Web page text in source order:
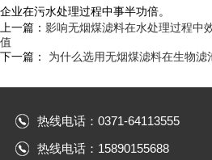
企业在污水处理过程中事半功倍。
上一篇： 影响无烟煤滤料在水处理过程中
值
下一篇：
为什么选用无烟煤滤料在生物滤
热线电话：0371-64113555
热线电话：15890155688